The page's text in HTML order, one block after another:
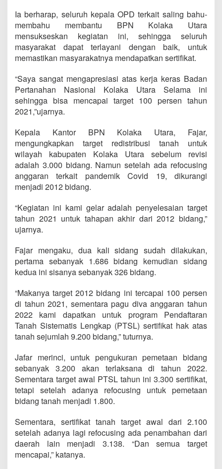
Ia berharap, seluruh kepala OPD terkait saling bahu-
membahu membantu BPN Kolaka Utara
mensukseskan kegiatan ini, sehingga seluruh
masyarakat dapat terlayani dengan baik, untuk
memastikan masyarakatnya mendapatkan sertifikat.
“Saya sangat mengapresiasi atas kerja keras Badan
Pertanahan Nasional Kolaka Utara Selama ini
sehingga bisa mencapai target 100 persen tahun
2021,”ujarnya.
Kepala Kantor BPN Kolaka Utara, Fajar,
mengungkapkan target redistribusi tanah untuk
wilayah kabupaten Kolaka Utara sebelum revisi
adalah 3.000 bidang. Namun setelah ada refocusing
anggaran terkait pandemik Covid 19, dikurangi
menjadi 2012 bidang.
“Kegiatan ini kami gelar adalah penyelesaian target
tahun 2021 untuk tahapan akhir dari 2012 bidang,”
ujarnya.
Fajar mengaku, dua kali sidang sudah dilakukan,
pertama sebanyak 1.686 bidang kemudian sidang
kedua ini sisanya sebanyak 326 bidang.
“Makanya target 2012 bidang ini tercapai 100 persen
di tahun 2021, sementara pagu diva anggaran tahun
2022 kami dapatkan untuk program Pendaftaran
Tanah Sistematis Lengkap (PTSL) sertifikat hak atas
tanah sejumlah 9.200 bidang,” tuturnya.
Jafar merinci, untuk pengukuran pemetaan bidang
sebanyak 3.200 akan terlaksana di tahun 2022.
Sementara target awal PTSL tahun ini 3.300 sertifikat,
tetapi setelah adanya refocusing untuk pemetaan
bidang tanah menjadi 1.800.
Sementara, sertifikat tanah target awal dari 2.100
setelah adanya lagi refocusing ada penambahan dari
daerah lain menjadi 3.138. “Dan semua target
mencapai,” katanya.